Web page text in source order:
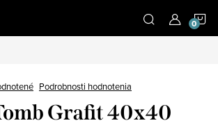
Podrobnosti hodnotenia
Grafit 40x40